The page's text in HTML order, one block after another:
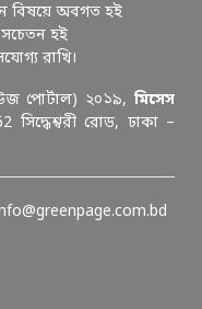
বিষয়ে অবগত হই
হই
রাখি।
পোর্টাল) ২০১৯, মিসেস
সিদ্ধেশ্বরী রোড, ঢাকা –